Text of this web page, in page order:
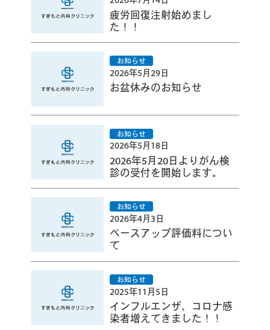
疲労回復注射始めまし
た！！
お盆休みのお知らせ
2026年5月29日
2026年5月20日よりがん検
診の受付を開始します。
2026年5月18日
ベースアップ評価料につい
て
2026年4月3日
インフルエンザ、コロナ感
染者増えてきました！！
2025年11月5日